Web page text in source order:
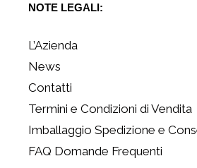
NOTE LEGALI:
L’Azienda
News
Contatti
Termini e Condizioni di Vendita
Imballaggio Spedizione e
FAQ Domande Frequenti